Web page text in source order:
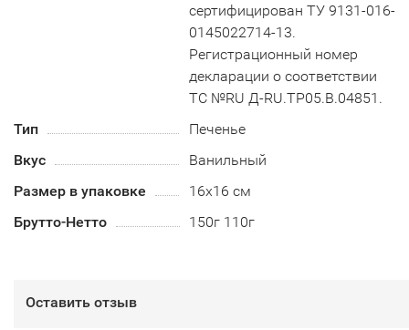
сертифицирован ТУ 9131-016-
0145022714-13.
Регистрационный номер
декларации о соответствии
ТС №RU Д-RU.TP05.B.04851.
Тип
Печенье
Вкус
Ванильный
Размер в упаковке
16х16 см
Брутто-Нетто
150г 110г
Оставить отзыв